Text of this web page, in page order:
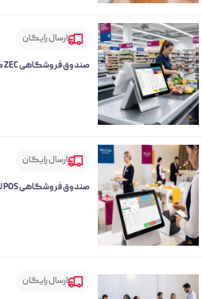
ارسال رایگان
صندوق فروشگاهی ZEC مدل MAC 10inch
ارسال رایگان
صندوق فروشگاهی POS لمسی زد ای سی مدل ZECمدلmac
ارسال رایگان